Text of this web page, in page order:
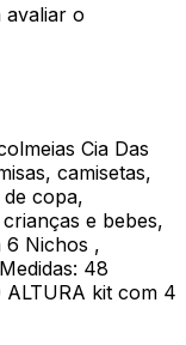
avaliar o
Cia Das
camisetas,
copa,
e bebes,
6 Nichos ,
48
ALTURA kit com 4